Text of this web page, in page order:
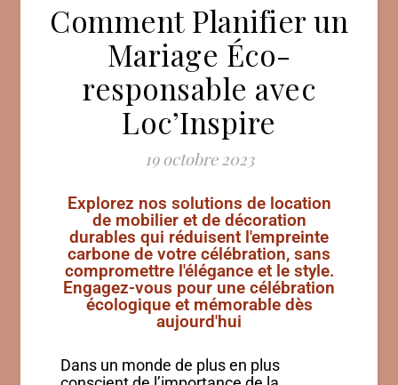
Comment Planifier un
Mariage Éco-
responsable avec
Loc’Inspire
19 octobre 2023
Explorez nos solutions de location
de mobilier et de décoration
durables qui réduisent l'empreinte
carbone de votre célébration, sans
compromettre l'élégance et le style.
Engagez-vous pour une célébration
écologique et mémorable dès
aujourd'hui
Dans un monde de plus en plus